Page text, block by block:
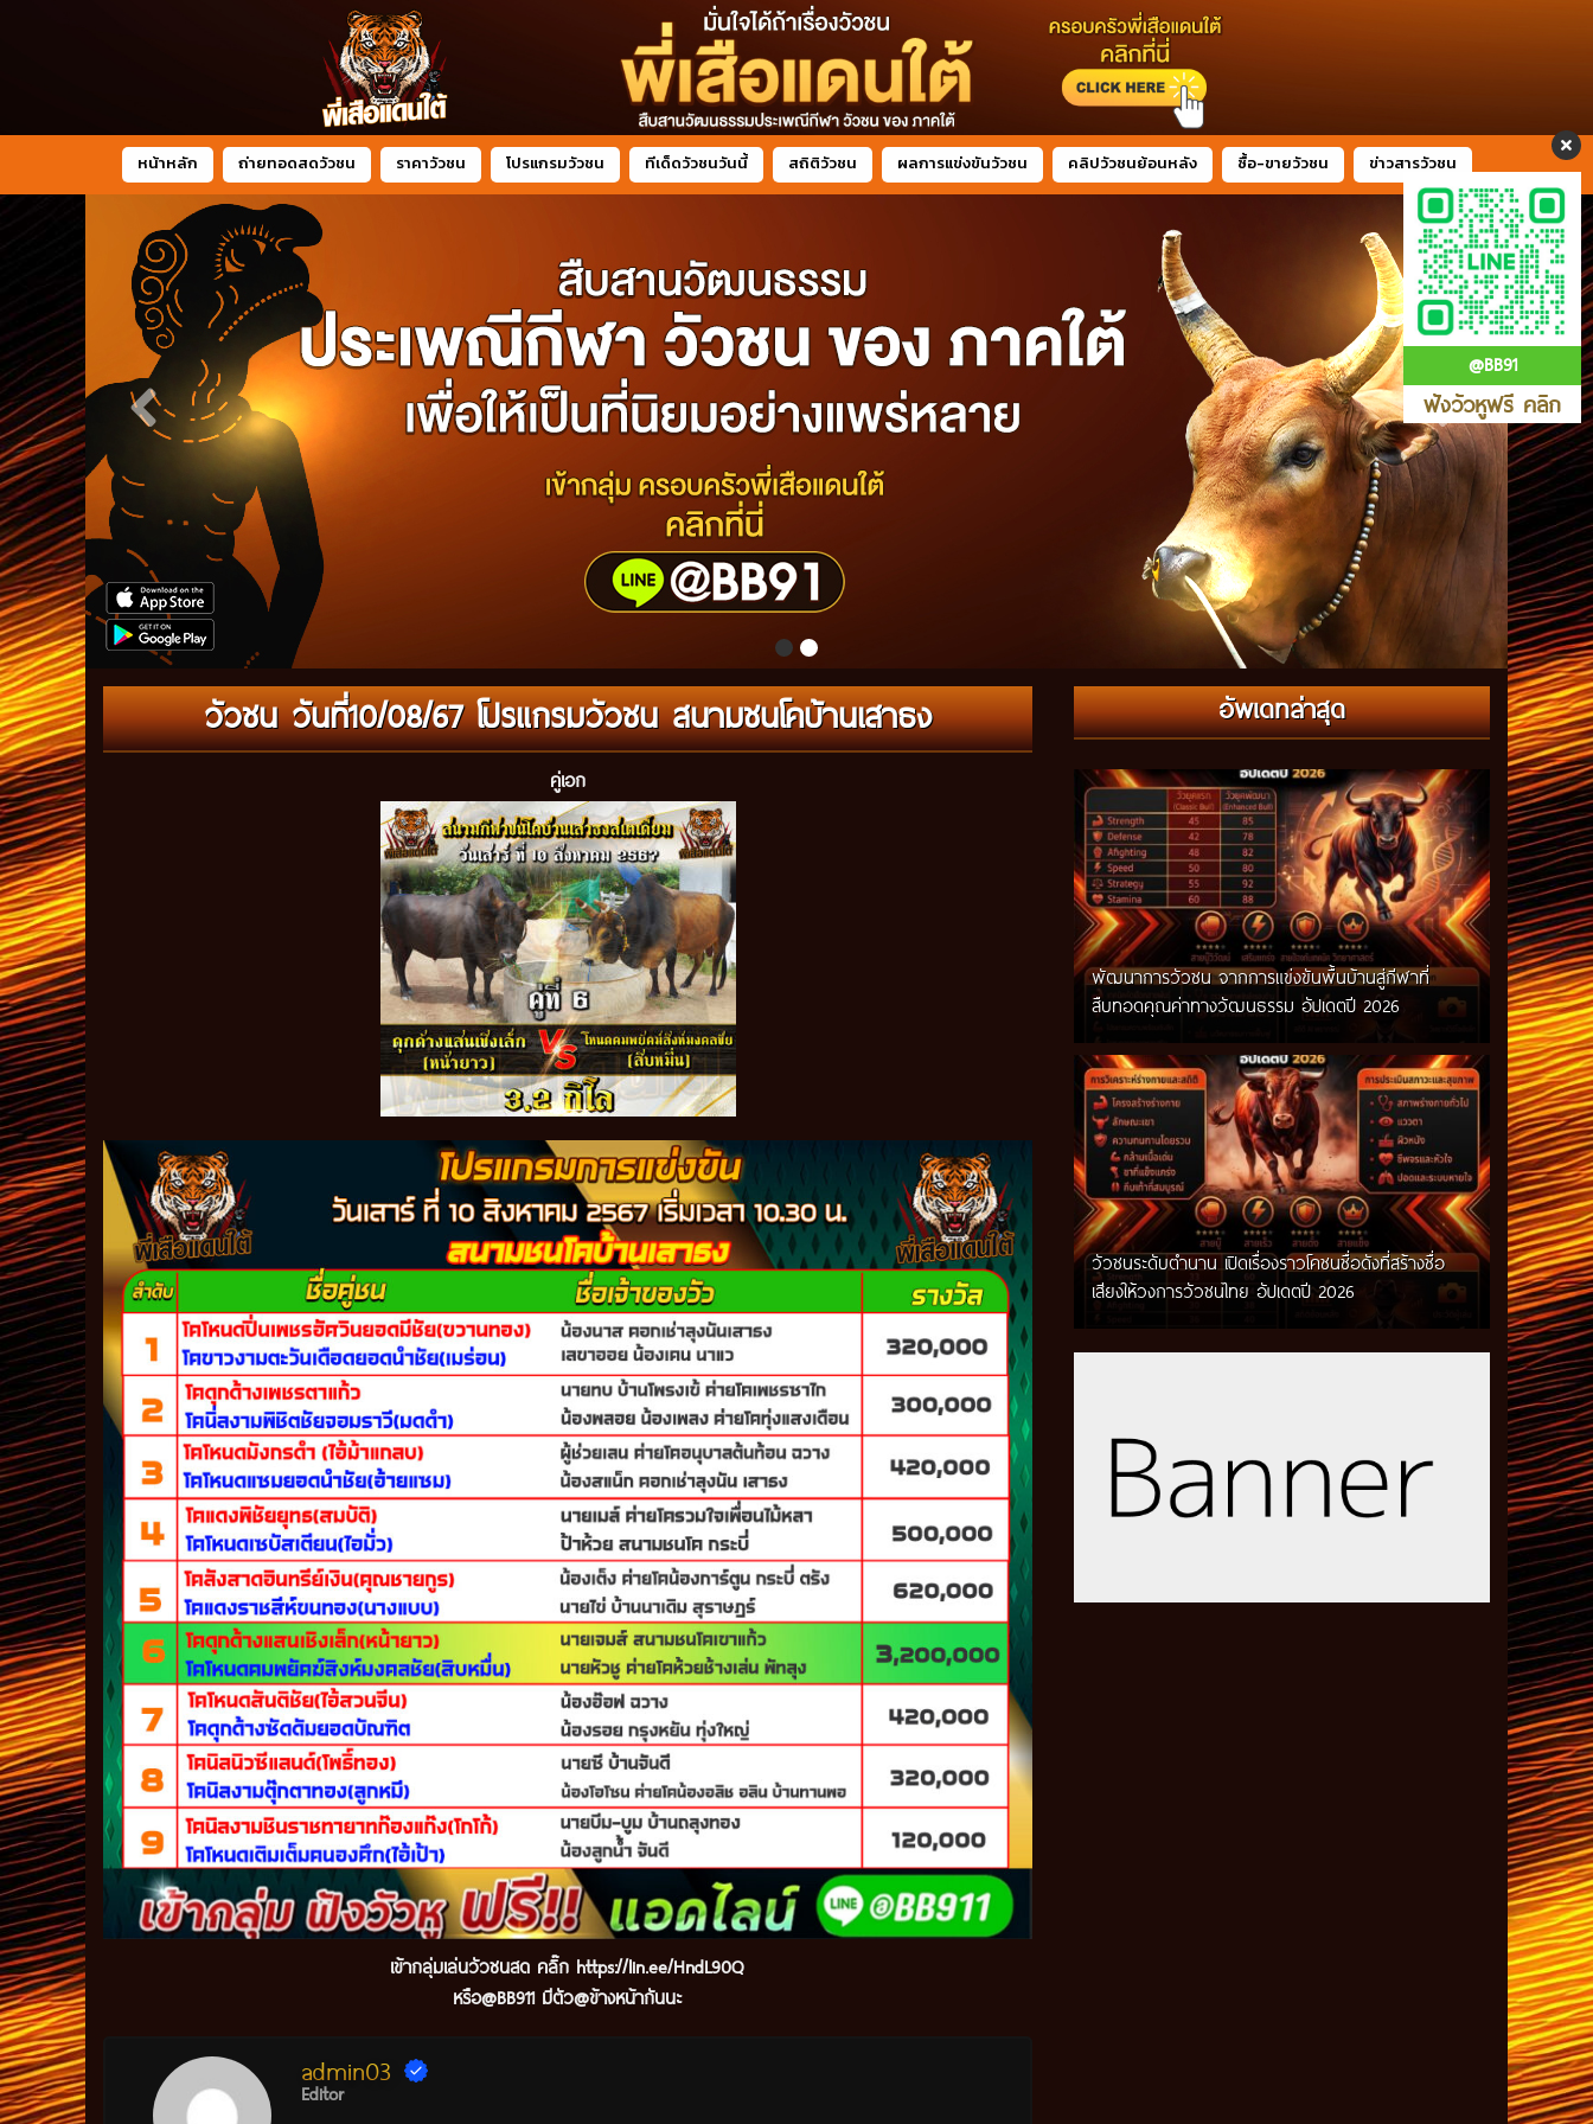
@BB91
ฟังวัวหูฟรี คลิก
หน้าหลัก ถ่ายทอดสดวัวชน ราคาวัวชน โปรแกรมวัวชน ทีเด็ดวัวชนวันนี้ สถิติวัวชน ผลการแข่งขันวัวชน คลิปวัวชนย้อนหลัง ซื้อ-ขายวัวชน ข่าวสารวัวชน
วัวชน วันที่10/08/67 โปรแกรมวัวชน สนามชนโคบ้านเสาธง
คู่เอก
เข้ากลุ่มเล่นวัวชนสด คลิ๊ก https://lin.ee/HndL90Q
หรือ@BB911 มีตัว@ข้างหน้ากันนะ
admin03
Editor
อัพเดทล่าสุด
กติกาวัวชนสมัยก่อน วิถีการแข่งขันดั้งเดิมที่สืบทอด
ผ่านภูมิปัญญาท้องถิ่น อัปเดตปี 2026
พัฒนาการวัวชน จากการแข่งขันพื้นบ้านสู่กีฬาที่
สืบทอดคุณค่าทางวัฒนธรรม อัปเดตปี 2026
วัวชนระดับตำนาน เปิดเรื่องราวโคชนชื่อดังที่สร้างชื่อ
เสียงให้วงการวัวชนไทย อัปเดตปี 2026